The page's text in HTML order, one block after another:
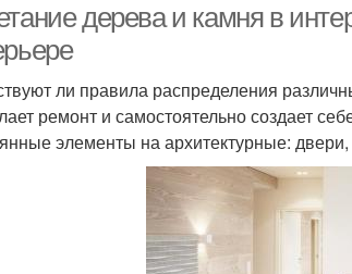
дерева и камня в
ли правила распределения
ремонт и самостоятельно создает
элементы на архитектурные: